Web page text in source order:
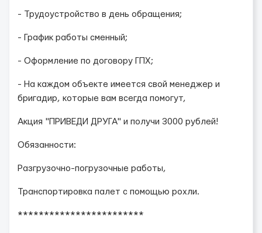
- Трудоустройство в день обращения;
- График работы сменный;
- Оформление по договору ГПХ;
- На каждом объекте имеется свой менеджер и
бригадир, которые вам всегда помогут,
Акция "ПРИВЕДИ ДРУГА" и получи 3000 рублей!
Обязанности:
Разгрузочно-погрузочные работы,
Транспортировка палет с помощью рохли.
************************